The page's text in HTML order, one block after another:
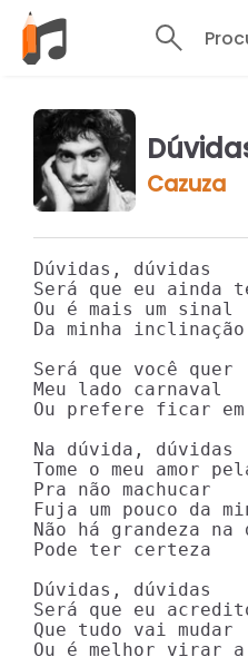
Cazuza
Dúvidas, dúvidas
Será que eu ainda
Ou é mais um sinal
Da minha
Será que você quer
Meu lado carnaval
Ou prefere ficar em
Na dúvida, dúvidas
Tome o meu amor
Pra não machucar
Fuja um pouco da
Não há grandeza na
Pode ter certeza
Dúvidas, dúvidas
Será que eu
Que tudo vai mudar
Ou é melhor virar a